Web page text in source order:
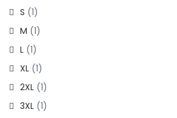
S (1)
M (1)
L (1)
XL (1)
2XL (1)
3XL (1)